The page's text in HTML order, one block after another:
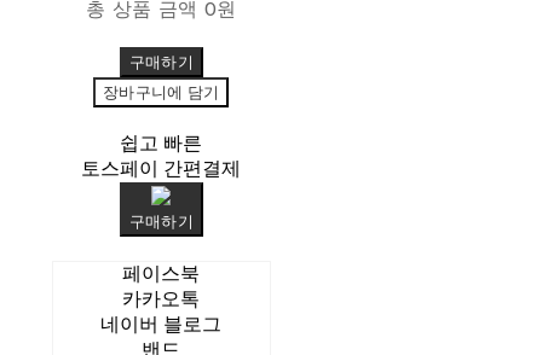
총 상품 금액 0원
구매하기
장바구니에 담기
쉽고 빠른
토스페이 간편결제
구매하기
페이스북
카카오톡
네이버 블로그
밴드